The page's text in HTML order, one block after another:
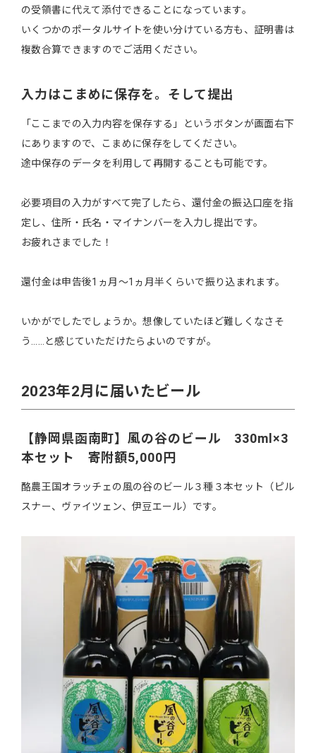
の受領書に代えて添付できることになっています。
いくつかのポータルサイトを使い分けている方も、証明書は
複数合算できますのでご活用ください。
入力はこまめに保存を。そして提出
「ここまでの入力内容を保存する」というボタンが画面右下
にありますので、こまめに保存をしてください。
途中保存のデータを利用して再開することも可能です。
必要項目の入力がすべて完了したら、還付金の振込口座を指
定し、住所・氏名・マイナンバーを入力し提出です。
お疲れさまでした！
還付金は申告後1ヵ月〜1ヵ月半くらいで振り込まれます。
いかがでしたでしょうか。想像していたほど難しくなさそ
う……と感じていただけたらよいのですが。
2023年2月に届いたビール
【静岡県函南町】風の谷のビール 330ml×3
本セット 寄附額5,000円
酪農王国オラッチェの風の谷のビール３種３本セット（ピル
スナー、ヴァイツェン、伊豆エール）です。